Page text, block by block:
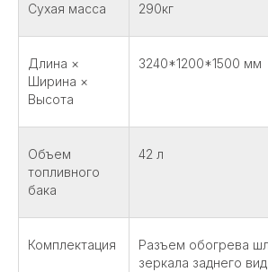
Сухая масса 290кг
Длина ×
Ширина ×
Высота
3240*1200*1500 мм
Объем
топливного
бака
42 л
Комплектация
Разъем обогрева
зеркала заднего